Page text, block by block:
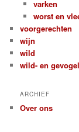
varken
worst en
voorgerechten
wijn
wild
wild- en
ARCHIEF
Over ons